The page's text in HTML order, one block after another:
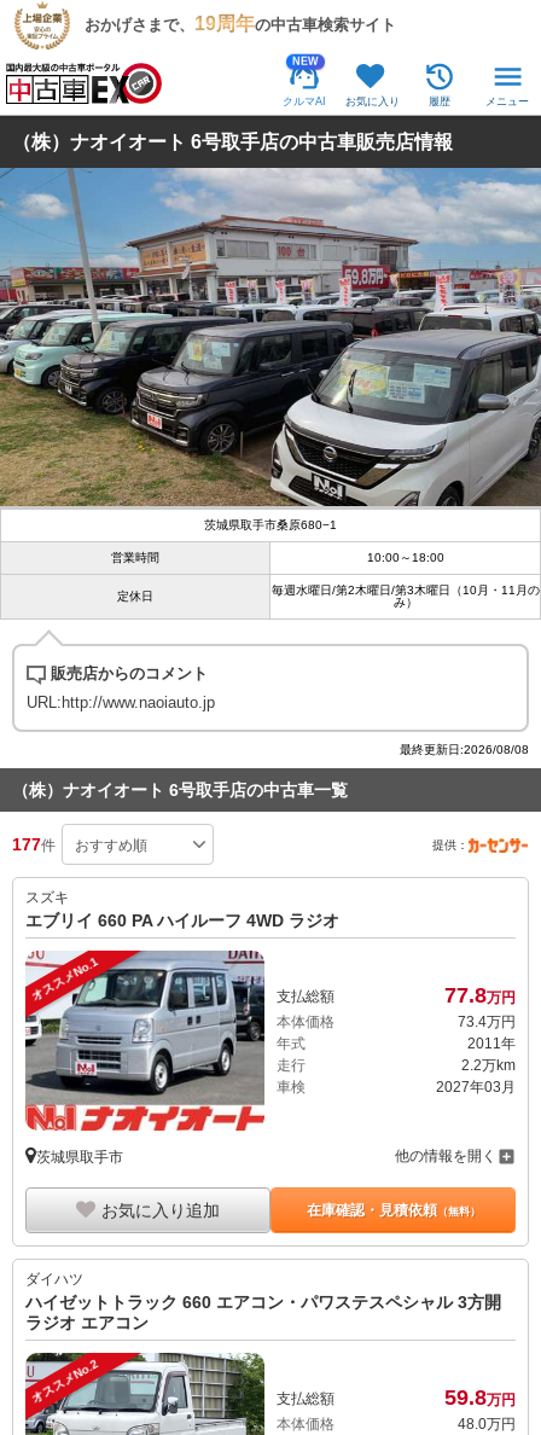
おかげさまで、 19周年の中古車検索サイト
NEW
クルマAI お気に入り 履歴 メニュー
（株）ナオイオート 6号取手店の中古車販売店情報
茨城県取手市桑原680−1
営業時間 10:00～18:00
定休日
毎週水曜日/第2木曜日/第3木曜日（10月・11月の
み）
販売店からのコメント
URL:http://www.naoiauto.jp
最終更新日:2026/08/08
（株）ナオイオート 6号取手店の中古車一覧
177件 提供：
スズキ
エブリイ 660 PA ハイルーフ 4WD ラジオ
オススメNo.1 支払総額 77.8万円
本体価格
73.4万円
年式
2011年
走行
2.2万km
車検
2027年03月
茨城県取手市 他の情報を開く
お気に入り追加 在庫確認・見積依頼（無料）
ダイハツ
ハイゼットトラック 660 エアコン・パワステスペシャル 3方開
ラジオ エアコン
オススメNo.2 支払総額 59.8万円
本体価格
48. 0万円